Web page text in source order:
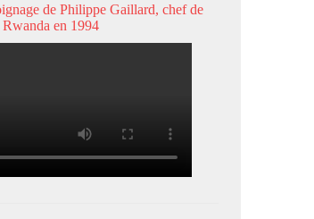
de Philippe Gaillard, chef de
en 1994